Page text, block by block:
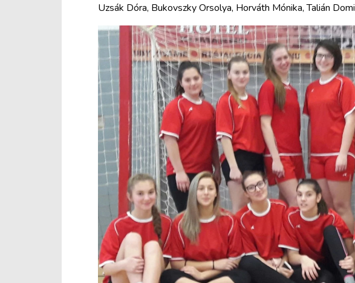
Uzsák Dóra, Bukovszky Orsolya, Horváth Mónika, Talián